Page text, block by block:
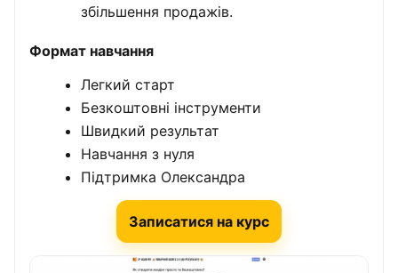
збільшення продажів.
Формат навчання
Легкий старт
Безкоштовні інструменти
Швидкий результат
Навчання з нуля
Підтримка Олександра
Записатися на курс